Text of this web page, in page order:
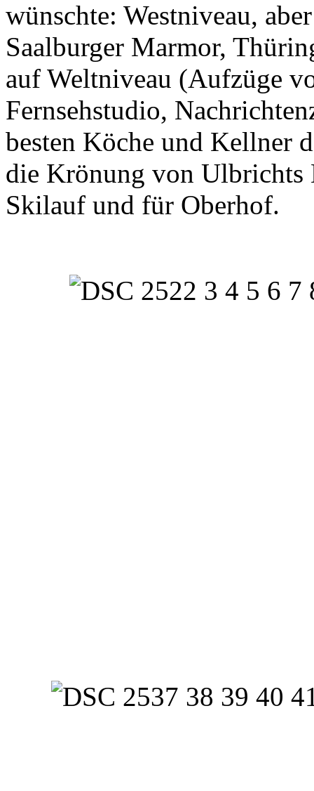
wünschte: Westniveau,
Saalburger Marmor,
auf Weltniveau (Aufzüge
Fernsehstudio,
besten Köche und Kellner
die Krönung von Ulbrichts
Skilauf und für Oberhof.